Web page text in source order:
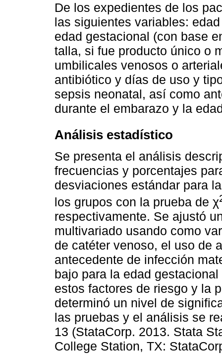
De los expedientes de los
las siguientes variables:
edad gestacional (con base
talla, si fue producto único o
umbilicales venosos o
antibiótico y días de uso y
sepsis neonatal, así como
durante el embarazo y la
Análisis estadístico
Se presenta el análisis
frecuencias y porcentajes
desviaciones estándar para
los grupos con la prueba de χ
respectivamente. Se ajustó
multivariado usando como
de catéter venoso, el uso de
antecedente de infección
bajo para la edad
estos factores de riesgo y la
determinó un nivel de
las pruebas y el análisis se
13 (StataCorp. 2013. Stata
College Station, TX: